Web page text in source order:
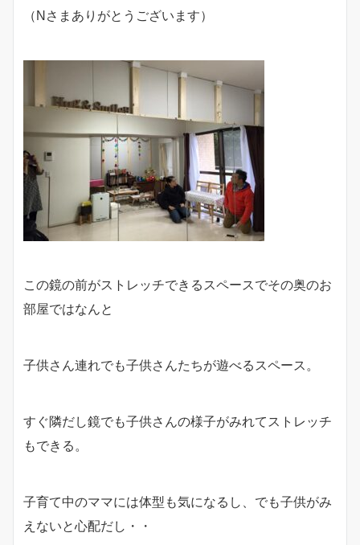
（Nさまありがとうございます）
この鏡の前がストレッチできるスペースでその奥のお
部屋ではなんと
子供さん連れでも子供さんたちが遊べるスペース。
すぐ隣だし鏡でも子供さんの様子がみれてストレッチ
もできる。
子育て中のママには体型も気になるし、でも子供がみ
えないと心配だし・・